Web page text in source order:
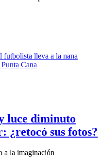
luce diminuto
sus fotos?
a la imaginación